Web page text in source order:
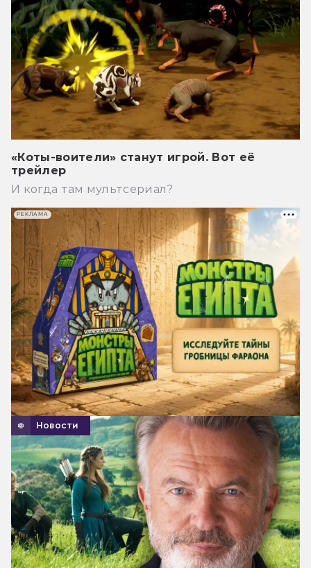
«Коты-воители» станут игрой. Вот её
трейлер
И когда там мультсериал?
Новости
РЕКЛАМА